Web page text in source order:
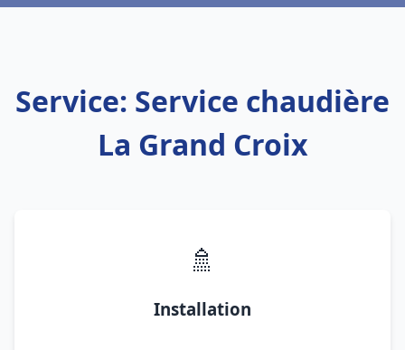
Service: Service chaudière
La Grand Croix
🚿
Installation